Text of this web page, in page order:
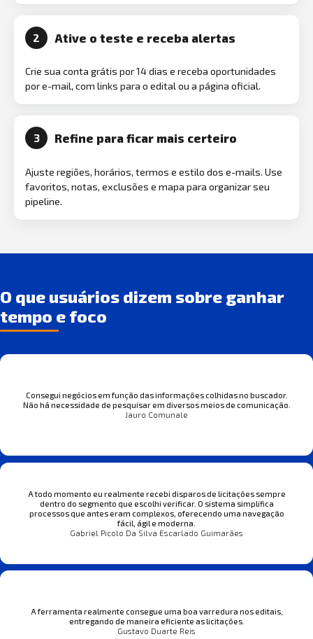
2 Ative o teste e receba alertas
Crie sua conta grátis por 14 dias e receba oportunidades
por e-mail, com links para o edital ou a página oficial.
3 Refine para ficar mais certeiro
Ajuste regiões, horários, termos e estilo dos e-mails. Use
favoritos, notas, exclusões e mapa para organizar seu
pipeline.
O que usuários dizem sobre ganhar
tempo e foco
Consegui negócios em função das informações colhidas no buscador.
Não há necessidade de pesquisar em diversos meios de comunicação.
Jauro Comunale
A todo momento eu realmente recebi disparos de licitações sempre
dentro do segmento que escolhi verificar. O sistema simplifica
processos que antes eram complexos, oferecendo uma navegação
fácil, ágil e moderna.
Gabriel Picolo Da Silva Escarlado Guimarães
A ferramenta realmente consegue uma boa varredura nos editais,
entregando de maneira eficiente as licitações.
Gustavo Duarte Reis